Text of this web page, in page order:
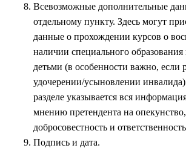
Всевозможные дополнительные
отдельному пункту. Здесь могут
данные о прохождении курсов о
наличии специального
детьми (в особенности важно, если
удочерении/усыновлении
разделе указывается вся
мнению претендента на
добросовестность и
Подпись и дата.